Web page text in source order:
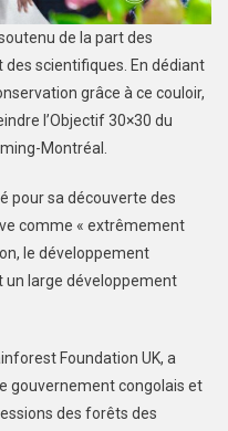
de la part des
scientifiques. En dédiant
grâce à ce couloir,
l’Objectif 30×30 du
Montréal.
pour sa découverte des
comme « extrêmement
le développement
large développement
Foundation UK, a
gouvernement congolais et
des forêts des